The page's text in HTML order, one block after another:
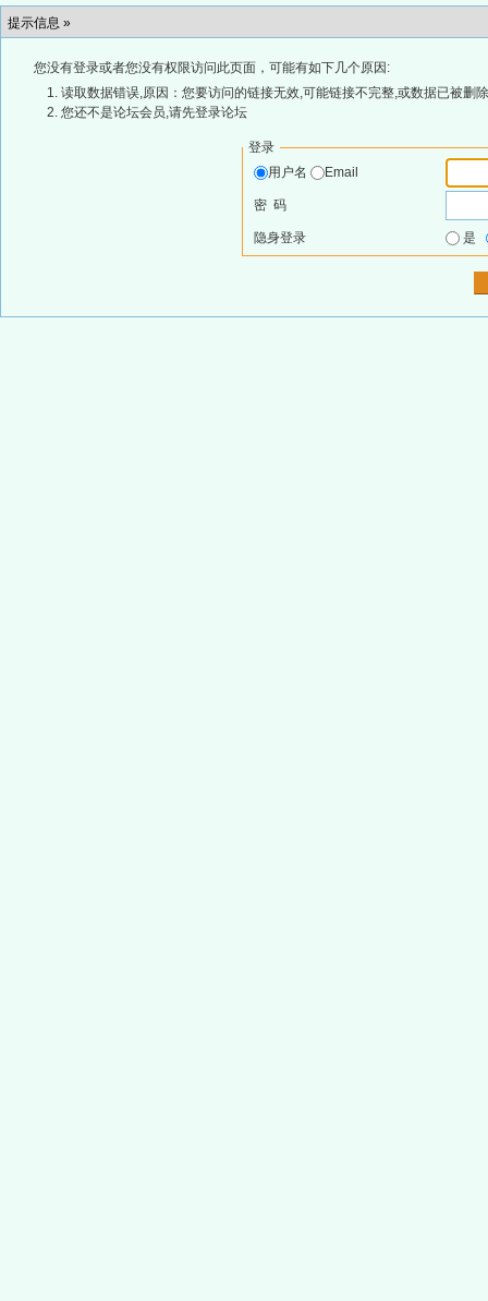
提示信息 »
您没有登录或者您没有权限访问此页面，可能有如下几个原因:
读取数据错误,原因：您要访问的链接无效,可能链接不完整,或数据已被删
您还不是论坛会员,请先登录论坛
登录
用户名
Email
密 码
隐身登录 是